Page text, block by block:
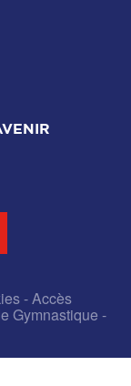
-Accès
Gymnastique -